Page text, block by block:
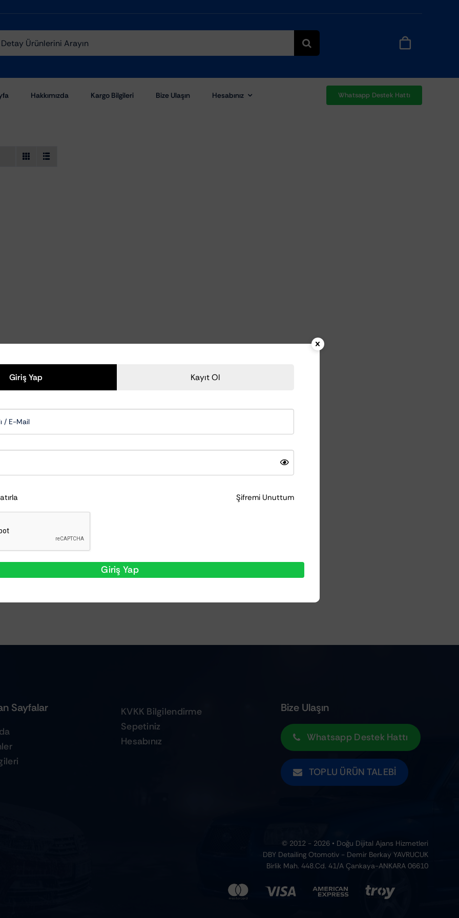
Bakımı
Temizleyiciler
Hızlı Cila & Quick Detailer
Wax-Sealant-Glaze
Hakkımızda Kargo Bilgileri Bize Ulaşın Hesabınız Whatsapp Destek Hattı
Sayfalar
KVKK Bilgilendirme
Sepetiniz
Hesabınız
Bize Ulaşın
Whatsapp Destek Hattı
TOPLU ÜRÜN TALEBI
© 2012 - 2026 • Doğu Dijital Ajans Hizmetleri
DBY Detailing Otomotiv - Demir Berkay YAVRUCUK
Birlik Mah. 448.Cd. 41/A Çankaya-ANKARA 06610
Giriş Yap Kayıt Ol
Şifremi Unuttum
Giriş Yap